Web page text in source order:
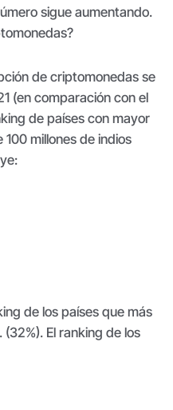
sigue aumentando.
de criptomonedas se
(en comparación con el
de países con mayor
millones de indios
de los países que más
El ranking de los